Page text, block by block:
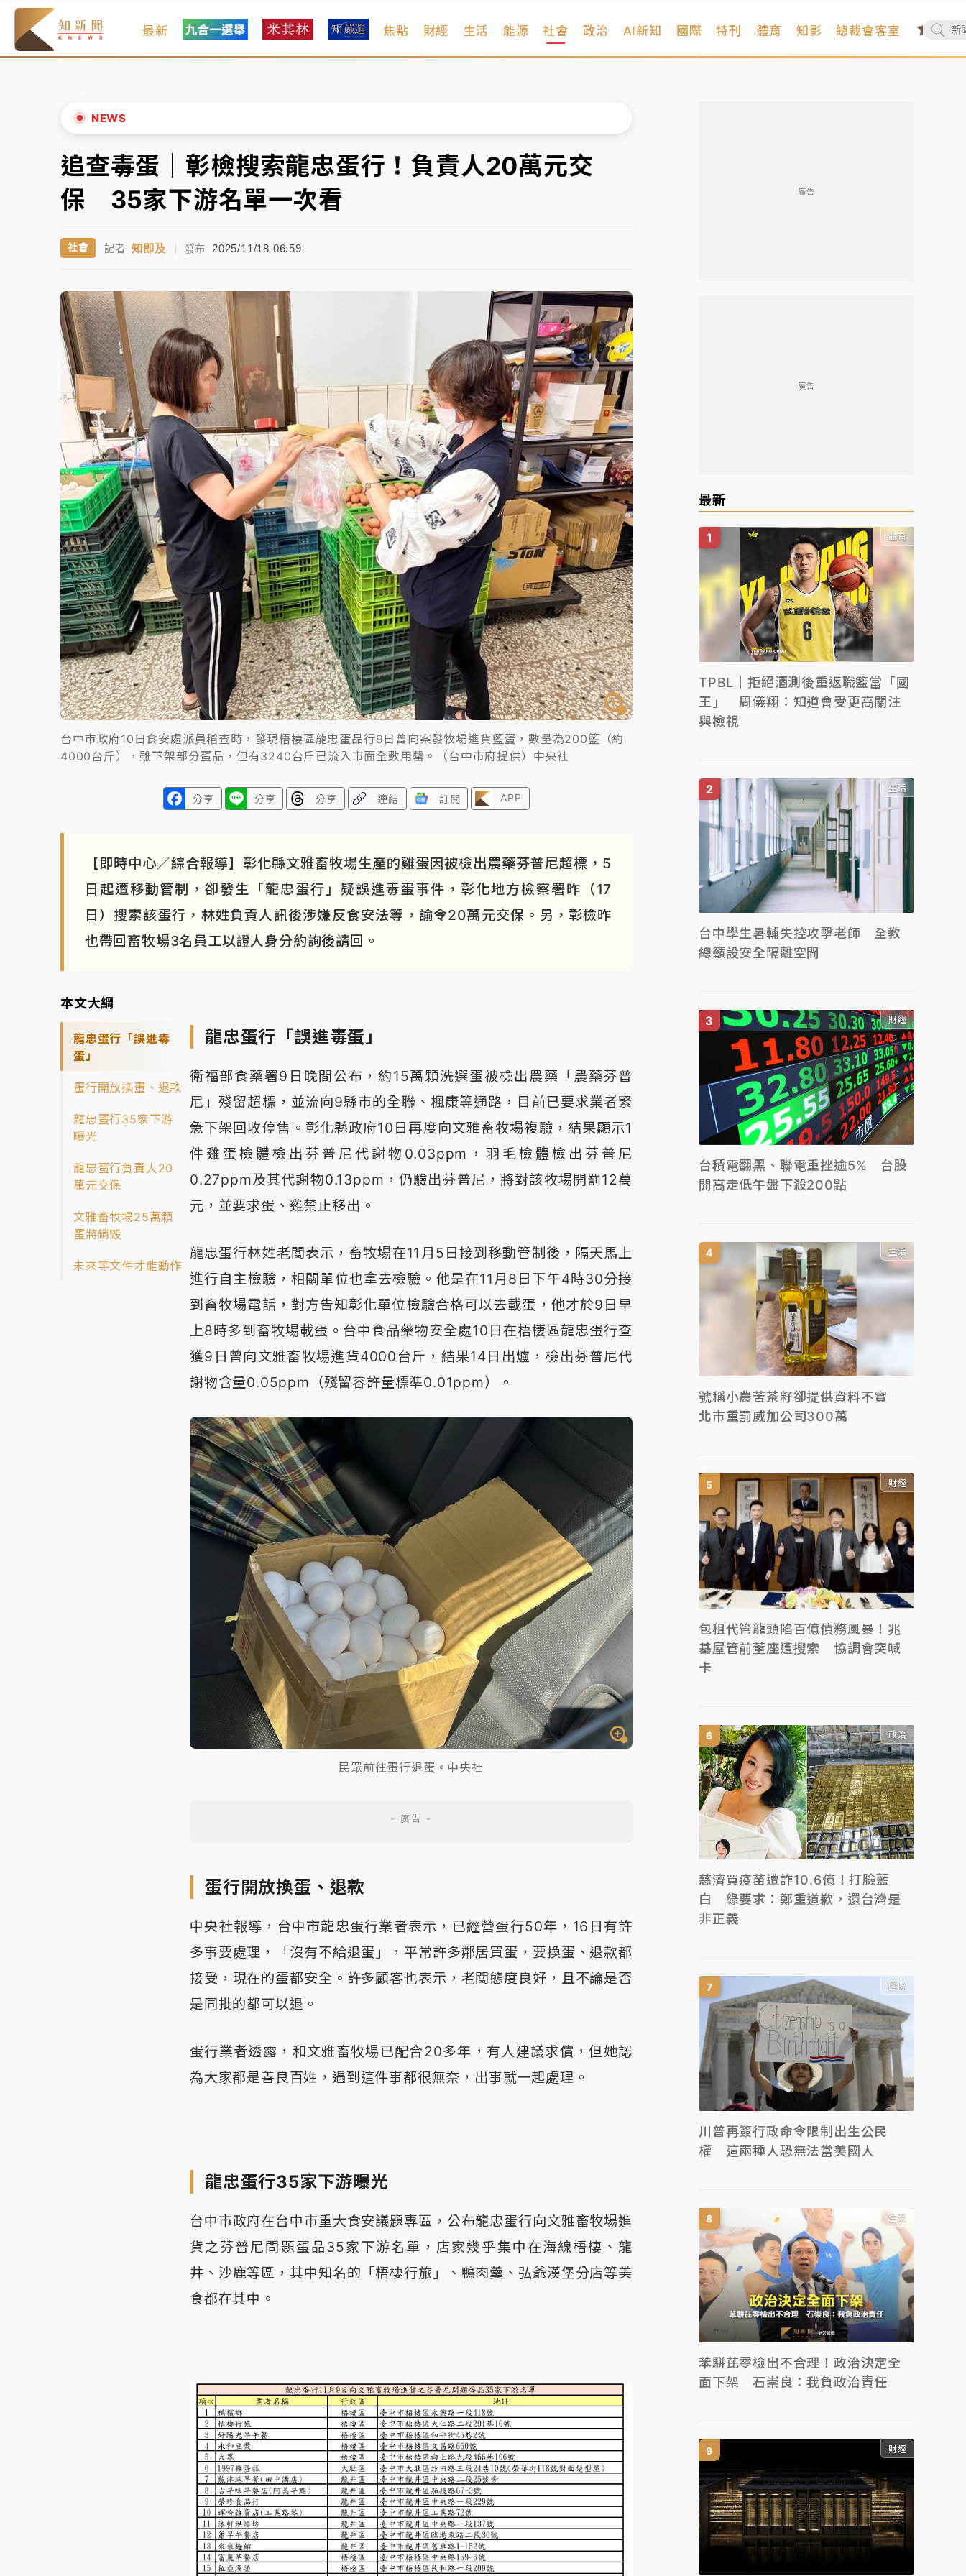
最新 焦點 財經 生活 能源 社會 政治 AI新知 國際 特刊 體育 知影 總裁會客室
NEWS
中信慈善基金會想增加董事人數！辜仲諒向法院聲請遭駁 理由曝光
故宮《龍藏經》特展第2檔！今線上預約開賣一度塞車 周六起展出延長至晚上7時
台東農業處長涉圖利渡假村！東檢抗告成功 今重開羈押庭
女律師陳昱瑄詐慈濟10億！黃金158kg遭查扣畫面曝光
中信慈善基金會想增加董事人數！辜仲諒向法院聲請遭駁 理由曝光
故宮《龍藏經》特展第2檔！今線上預約開賣一度塞車 周六起展出延長至晚上7時
台東農業處長涉圖利渡假村！東檢抗告成功 今重開羈押庭
父親節泡湯了！中颱白海豚雨彈轟3天 「紅到發紫」降雨熱區曝
▲
▼
追查毒蛋｜彰檢搜索龍忠蛋行！負責人20萬元交
保 35家下游名單一次看
社會 記者 知即及 | 發布 2025/11/18 06:59
台中市政府10日食安處派員稽查時，發現梧棲區龍忠蛋品行9日曾向案發牧場進貨籃蛋，數量為200籃（約
4000台斤），雖下架部分蛋品，但有3240台斤已流入市面全數用罄。（台中市府提供）中央社
分享 分享 分享 連結 訂閱 APP
【即時中心／綜合報導】彰化縣文雅畜牧場生產的雞蛋因被檢出農藥芬普尼超標，5
日起遭移動管制，卻發生「龍忠蛋行」疑誤進毒蛋事件，彰化地方檢察署昨（17
日）搜索該蛋行，林姓負責人訊後涉嫌反食安法等，諭令20萬元交保。另，彰檢昨
也帶回畜牧場3名員工以證人身分約詢後請回。
本文大綱
龍忠蛋行「誤進毒
蛋」
蛋行開放換蛋、退款
龍忠蛋行35家下游
曝光
龍忠蛋行負責人20
萬元交保
文雅畜牧場25萬顆
蛋將銷毀
未來等文件才能動作
龍忠蛋行「誤進毒蛋」
衛福部食藥署9日晚間公布，約15萬顆洗選蛋被檢出農藥「農藥芬普
尼」殘留超標，並流向9縣市的全聯、楓康等通路，目前已要求業者緊
急下架回收停售。彰化縣政府10日再度向文雅畜牧場複驗，結果顯示1
件雞蛋檢體檢出芬普尼代謝物0.03ppm，羽毛檢體檢出芬普尼
0.27ppm及其代謝物0.13ppm，仍驗出芬普尼，將對該牧場開罰12萬
元，並要求蛋、雞禁止移出。
龍忠蛋行林姓老闆表示，畜牧場在11月5日接到移動管制後，隔天馬上
進行自主檢驗，相關單位也拿去檢驗。他是在11月8日下午4時30分接
到畜牧場電話，對方告知彰化單位檢驗合格可以去載蛋，他才於9日早
上8時多到畜牧場載蛋。台中食品藥物安全處10日在梧棲區龍忠蛋行查
獲9日曾向文雅畜牧場進貨4000台斤，結果14日出爐，檢出芬普尼代
謝物含量0.05ppm（殘留容許量標準0.01ppm）。
民眾前往蛋行退蛋。中央社
蛋行開放換蛋、退款
中央社報導，台中市龍忠蛋行業者表示，已經營蛋行50年，16日有許
多事要處理，「沒有不給退蛋」，平常許多鄰居買蛋，要換蛋、退款都
接受，現在的蛋都安全。許多顧客也表示，老闆態度良好，且不論是否
是同批的都可以退。
蛋行業者透露，和文雅畜牧場已配合20多年，有人建議求償，但她認
為大家都是善良百姓，遇到這件事都很無奈，出事就一起處理。
龍忠蛋行35家下游曝光
台中市政府在台中市重大食安議題專區，公布龍忠蛋行向文雅畜牧場進
貨之芬普尼問題蛋品35家下游名單，店家幾乎集中在海線梧棲、龍
井、沙鹿等區，其中知名的「梧棲行旅」、鴨肉羹、弘爺漢堡分店等美
食都在其中。
廣告
廣告
最新
體育
TPBL｜拒絕酒測後重返職籃當「國
王」 周儀翔：知道會受更高關注
與檢視
生活
台中學生暑輔失控攻擊老師 全教
總籲設安全隔離空間
財經
台積電翻黑、聯電重挫逾5% 台股
開高走低午盤下殺200點
生活
號稱小農苦茶籽卻提供資料不實
北市重罰威加公司300萬
財經
包租代管龍頭陷百億債務風暴！兆
基屋管前董座遭搜索 協調會突喊
卡
政治
慈濟買疫苗遭詐10.6億！打臉藍
白 綠要求：鄭重道歉，還台灣是
非正義
國際
川普再簽行政命令限制出生公民
權 這兩種人恐無法當美國人
生活
苯駢芘零檢出不合理！政治決定全
面下架 石崇良：我負政治責任
財經